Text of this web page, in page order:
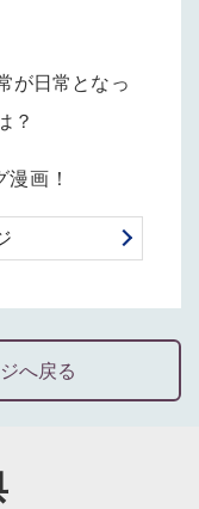
が日常となっ
？
漫画 ！
へ戻る